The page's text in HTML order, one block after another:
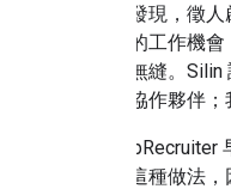
求職者發現，徵
才適性的工作機
得天衣無縫。
我們的協作夥伴
由於
就採用這種做法